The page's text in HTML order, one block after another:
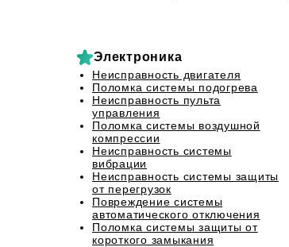
Электроника
Неисправность двигателя
Поломка системы подогрева
Неисправность пульта
управления
Поломка системы воздушной
компрессии
Неисправность системы
вибрации
Неисправность системы защиты
от перегрузок
Повреждение системы
автоматического отключения
Поломка системы защиты от
короткого замыкания